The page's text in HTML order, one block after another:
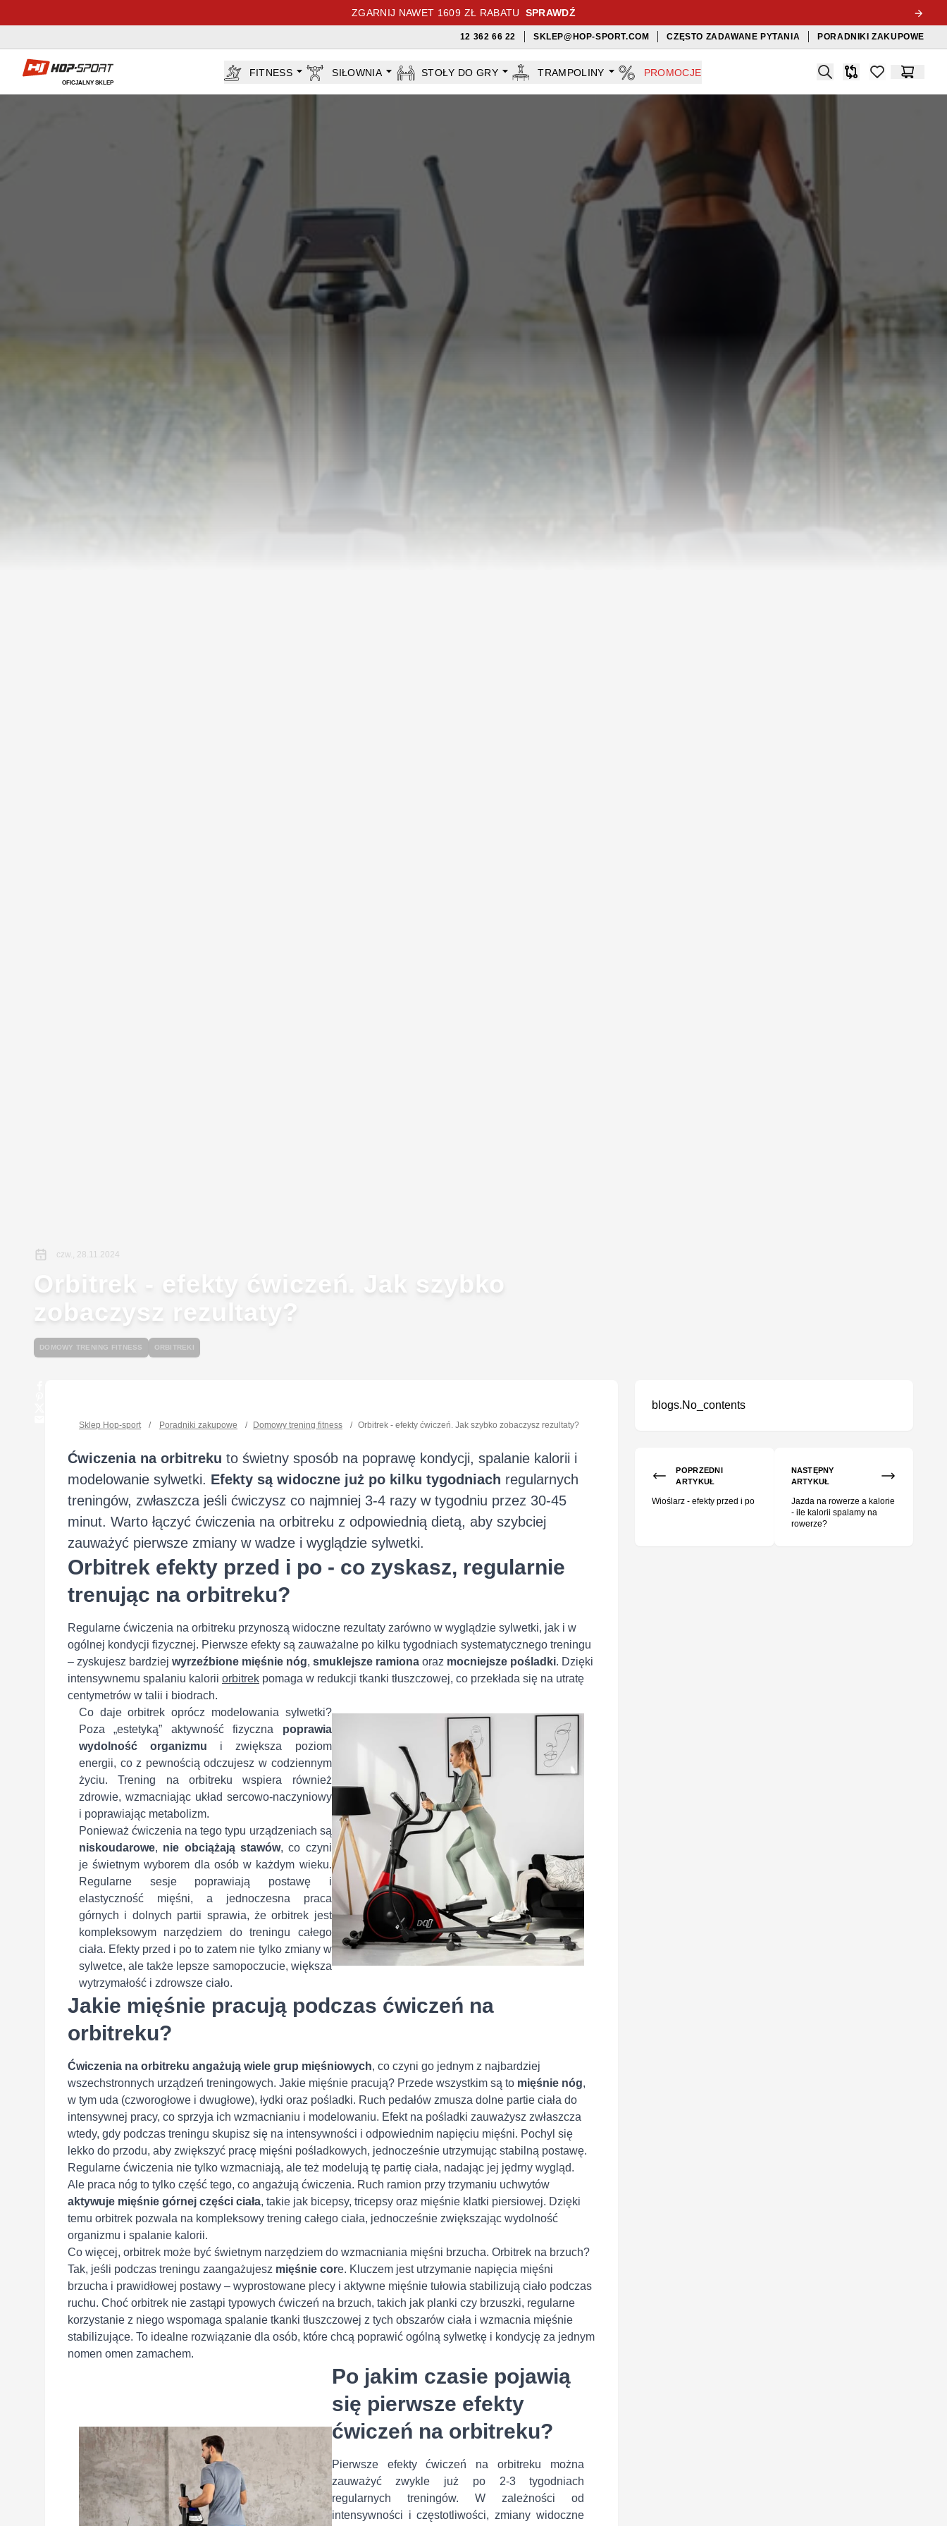
ZGARNIJ NAWET 1609 ZŁ RABATU SPRAWDŹ
12 362 66 22 SKLEP@HOP-SPORT.COM CZĘSTO ZADAWANE PYTANIA PORADNIKI ZAKUPOWE
Sklep Hop-sport.pl
OFICJALNY SKLEP
FITNESS SIŁOWNIA STOŁY DO GRY TRAMPOLINY PROMOCJE Search
Porównywarka
items inKoszyk
czw., 28.11.2024
Orbitrek - efekty ćwiczeń. Jak szybko
zobaczysz rezultaty?
DOMOWY TRENING FITNESS ORBITREKI
Sklep Hop-sport / Poradniki zakupowe / Domowy trening fitness / Orbitrek - efekty ćwiczeń. Jak szybko zobaczysz rezultaty?
Ćwiczenia na orbitreku to świetny sposób na poprawę kondycji, spalanie kalorii i
modelowanie sylwetki. Efekty są widoczne już po kilku tygodniach regularnych
treningów, zwłaszcza jeśli ćwiczysz co najmniej 3-4 razy w tygodniu przez 30-45
minut. Warto łączyć ćwiczenia na orbitreku z odpowiednią dietą, aby szybciej
zauważyć pierwsze zmiany w wadze i wyglądzie sylwetki.
Orbitrek efekty przed i po - co zyskasz, regularnie
trenując na orbitreku?
Regularne ćwiczenia na orbitreku przynoszą widoczne rezultaty zarówno w wyglądzie sylwetki, jak i w
ogólnej kondycji fizycznej. Pierwsze efekty są zauważalne po kilku tygodniach systematycznego treningu
– zyskujesz bardziej wyrzeźbione mięśnie nóg, smuklejsze ramiona oraz mocniejsze pośladki. Dzięki
intensywnemu spalaniu kalorii orbitrek pomaga w redukcji tkanki tłuszczowej, co przekłada się na utratę
centymetrów w talii i biodrach.
Co daje orbitrek oprócz modelowania sylwetki?
Poza „estetyką” aktywność fizyczna poprawia
wydolność organizmu i zwiększa poziom
energii, co z pewnością odczujesz w codziennym
życiu. Trening na orbitreku wspiera również
zdrowie, wzmacniając układ sercowo-naczyniowy
i poprawiając metabolizm.
Ponieważ ćwiczenia na tego typu urządzeniach są
niskoudarowe, nie obciążają stawów, co czyni
je świetnym wyborem dla osób w każdym wieku.
Regularne sesje poprawiają postawę i
elastyczność mięśni, a jednoczesna praca
górnych i dolnych partii sprawia, że orbitrek jest
kompleksowym narzędziem do treningu całego
ciała. Efekty przed i po to zatem nie tylko zmiany w
sylwetce, ale także lepsze samopoczucie, większa
wytrzymałość i zdrowsze ciało.
Jakie mięśnie pracują podczas ćwiczeń na
orbitreku?
Ćwiczenia na orbitreku angażują wiele grup mięśniowych, co czyni go jednym z najbardziej
wszechstronnych urządzeń treningowych. Jakie mięśnie pracują? Przede wszystkim są to mięśnie nóg,
w tym uda (czworogłowe i dwugłowe), łydki oraz pośladki. Ruch pedałów zmusza dolne partie ciała do
intensywnej pracy, co sprzyja ich wzmacnianiu i modelowaniu. Efekt na pośladki zauważysz zwłaszcza
wtedy, gdy podczas treningu skupisz się na intensywności i odpowiednim napięciu mięśni. Pochyl się
lekko do przodu, aby zwiększyć pracę mięśni pośladkowych, jednocześnie utrzymując stabilną postawę.
Regularne ćwiczenia nie tylko wzmacniają, ale też modelują tę partię ciała, nadając jej jędrny wygląd.
Ale praca nóg to tylko część tego, co angażują ćwiczenia. Ruch ramion przy trzymaniu uchwytów
aktywuje mięśnie górnej części ciała, takie jak bicepsy, tricepsy oraz mięśnie klatki piersiowej. Dzięki
temu orbitrek pozwala na kompleksowy trening całego ciała, jednocześnie zwiększając wydolność
organizmu i spalanie kalorii.
Co więcej, orbitrek może być świetnym narzędziem do wzmacniania mięśni brzucha. Orbitrek na brzuch?
Tak, jeśli podczas treningu zaangażujesz mięśnie core. Kluczem jest utrzymanie napięcia mięśni
brzucha i prawidłowej postawy – wyprostowane plecy i aktywne mięśnie tułowia stabilizują ciało podczas
ruchu. Choć orbitrek nie zastąpi typowych ćwiczeń na brzuch, takich jak planki czy brzuszki, regularne
korzystanie z niego wspomaga spalanie tkanki tłuszczowej z tych obszarów ciała i wzmacnia mięśnie
stabilizujące. To idealne rozwiązanie dla osób, które chcą poprawić ogólną sylwetkę i kondycję za jednym
nomen omen zamachem.
Po jakim czasie pojawią
się pierwsze efekty
ćwiczeń na orbitreku?
Pierwsze efekty ćwiczeń na orbitreku można
zauważyć zwykle już po 2-3 tygodniach
regularnych treningów. W zależności od
intensywności i częstotliwości, zmiany widoczne
blogs.No_contents
POPRZEDNI
ARTYKUŁ
Wioślarz - efekty przed i po
NASTĘPNY
ARTYKUŁ
Jazda na rowerze a kalorie
- ile kalorii spalamy na
rowerze?